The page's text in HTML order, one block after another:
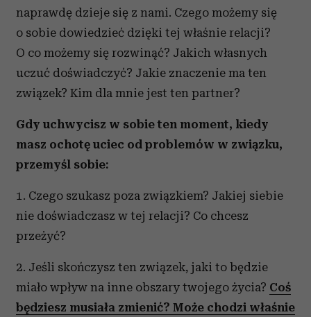
naprawdę dzieje się z nami. Czego możemy się
o sobie dowiedzieć dzięki tej właśnie relacji?
O co możemy się rozwinąć? Jakich własnych
uczuć doświadczyć? Jakie znaczenie ma ten
związek? Kim dla mnie jest ten partner?
Gdy uchwycisz w sobie ten moment, kiedy
masz ochotę uciec od problemów w związku,
przemyśl sobie:
1. Czego szukasz poza związkiem? Jakiej siebie
nie doświadczasz w tej relacji? Co chcesz
przeżyć?
2. Jeśli skończysz ten związek, jaki to będzie
miało wpływ na inne obszary twojego życia? Coś
będziesz musiała zmienić? Może chodzi właśnie